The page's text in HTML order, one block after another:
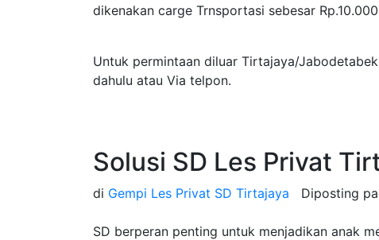
dikenakan carge Trnsportasi sebesar
Untuk permintaan diluar Tirtajaya/
dahulu atau Via telpon.
Solusi SD Les Privat
di Gempi Les Privat SD Tirtajaya Diposting
SD berperan penting untuk menjadikan anak